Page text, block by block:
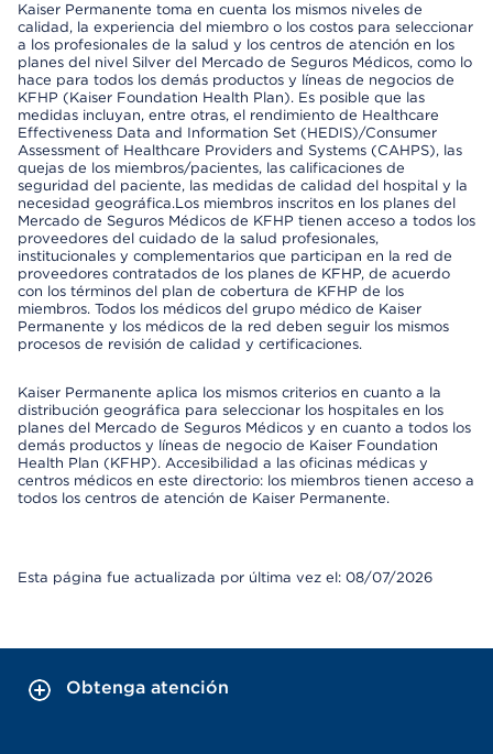
Kaiser Permanente toma en cuenta los mismos niveles de
calidad, la experiencia del miembro o los costos para seleccionar
a los profesionales de la salud y los centros de atención en los
planes del nivel Silver del Mercado de Seguros Médicos, como lo
hace para todos los demás productos y líneas de negocios de
KFHP (Kaiser Foundation Health Plan). Es posible que las
medidas incluyan, entre otras, el rendimiento de Healthcare
Effectiveness Data and Information Set (HEDIS)/Consumer
Assessment of Healthcare Providers and Systems (CAHPS), las
quejas de los miembros/pacientes, las calificaciones de
seguridad del paciente, las medidas de calidad del hospital y la
necesidad geográfica.Los miembros inscritos en los planes del
Mercado de Seguros Médicos de KFHP tienen acceso a todos los
proveedores del cuidado de la salud profesionales,
institucionales y complementarios que participan en la red de
proveedores contratados de los planes de KFHP, de acuerdo
con los términos del plan de cobertura de KFHP de los
miembros. Todos los médicos del grupo médico de Kaiser
Permanente y los médicos de la red deben seguir los mismos
procesos de revisión de calidad y certificaciones.
Kaiser Permanente aplica los mismos criterios en cuanto a la
distribución geográfica para seleccionar los hospitales en los
planes del Mercado de Seguros Médicos y en cuanto a todos los
demás productos y líneas de negocio de Kaiser Foundation
Health Plan (KFHP). Accesibilidad a las oficinas médicas y
centros médicos en este directorio: los miembros tienen acceso a
todos los centros de atención de Kaiser Permanente.
Esta página fue actualizada por última vez el: 08/07/2026
Obtenga atención